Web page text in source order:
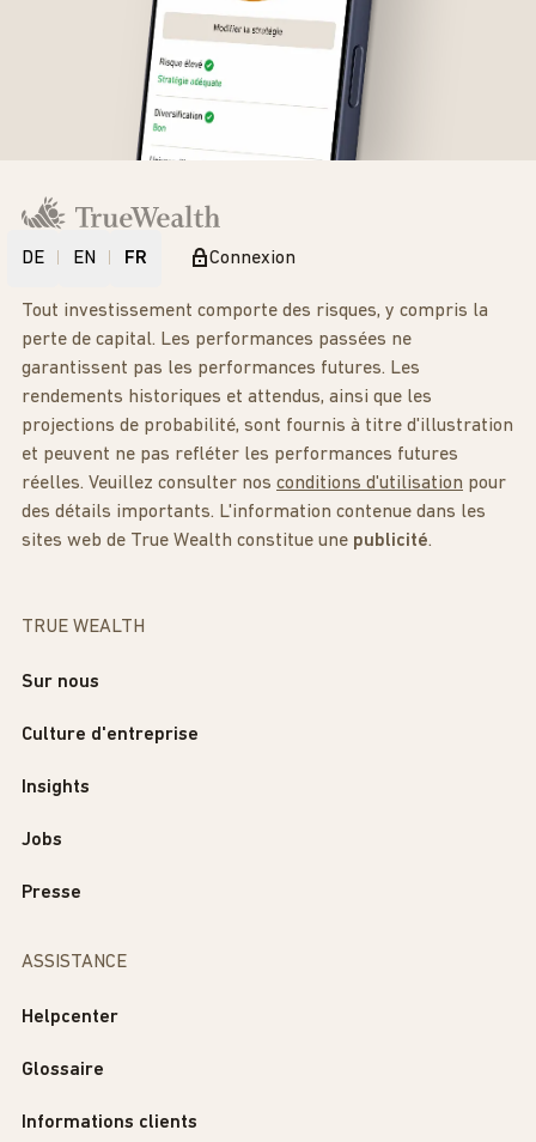
DE EN FR Connexion
Tout investissement comporte des risques, y compris la
perte de capital. Les performances passées ne
garantissent pas les performances futures. Les
rendements historiques et attendus, ainsi que les
projections de probabilité, sont fournis à titre d'illustration
et peuvent ne pas refléter les performances futures
réelles. Veuillez consulter nos conditions d'utilisation pour
des détails importants. L'information contenue dans les
sites web de True Wealth constitue une publicité.
TRUE WEALTH
Sur nous
Culture d'entreprise
Insights
Jobs
Presse
ASSISTANCE
Helpcenter
Glossaire
Informations clients